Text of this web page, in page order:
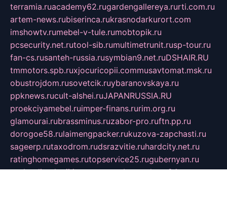
terramia.ruacademy62.rugardengallereya.rurti.com.ru
artem-news.rubiserinca.rukrasnodarkurort.com
imshowtv.rumebel-v-tule.rumobtopik.ru
pcsecurity.net.rutool-sib.rumultimetrunit.rusp-tour.ru
fan-cs.rusanteh-russia.rusymbian9.net.ruDSHAIR.RU
tmmotors.spb.ruxjocuricopii.commusavtomat.msk.ru
obustrojdom.rusovetcik.ruybaranovskaya.ru
ppknews.rucult-alshei.ruJAPANRUSSIA.RU
proekciyamebel.ruimper-finans.rurim.org.ru
glamourai.rubrassminus.ruzabor-pro.ruftn.pp.ru
dorogoe58.rulaimengpacker.rukuzova-zapchasti.ru
sageerp.rutaxodrom.rudsrazvitie.ruhardcity.net.ru
ratinghomegames.rutopservice25.rugubernyan.ru
gtglasslined.ruii4.rutssport.spb.ruandorra24.com